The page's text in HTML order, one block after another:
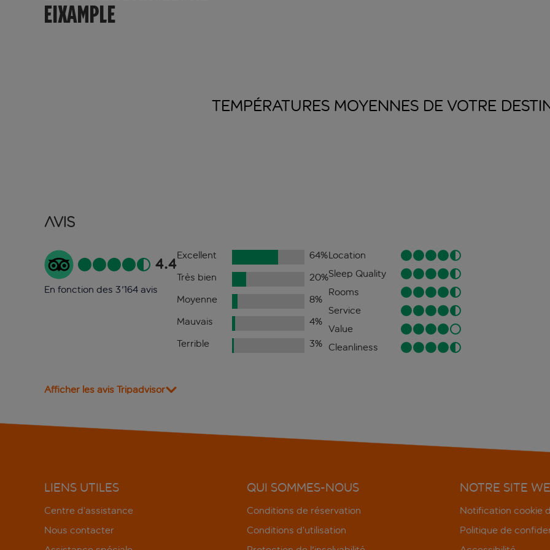
EIXAMPLE
TEMPÉRATURES MOYENNES DE VOTRE
Avis
4.4
En fonction des 3'164 avis
Excellent 64%
Très bien
20%
Moyenne
8%
Mauvais
4%
Terrible
3%
Location
Sleep Quality
Rooms
Service
Value
Cleanliness
Afficher les avis Tripadvisor
LIENS UTILES
Centre d’assistance
Nous contacter
QUI SOMMES-NOUS
Conditions de réservation
Conditions d’utilisation
NOTRE SITE
Notification cookie
Politique de